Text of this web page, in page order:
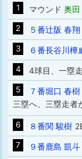
1 マウンド 奥田
2
５番辻阪 春翔
3
６番長谷川樺
4
4球目、一塁
5
７番堀口 春樹
三塁へ、三塁走者
6
８番関 駿樹
7
９番鹿島 凱斗